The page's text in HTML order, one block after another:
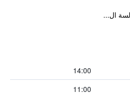
ال...
14:00
11:00